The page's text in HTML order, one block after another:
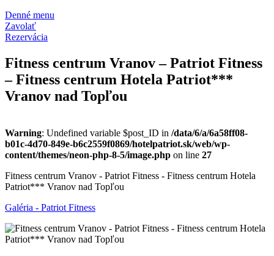
Denné menu
Zavolať
Rezervácia
Fitness centrum Vranov – Patriot Fitness
– Fitness centrum Hotela Patriot***
Vranov nad Topľou
Warning: Undefined variable $post_ID in /data/6/a/6a58ff08-
b01c-4d70-849e-b6c2559f0869/hotelpatriot.sk/web/wp-
content/themes/neon-php-8-5/image.php on line 27
Fitness centrum Vranov - Patriot Fitness - Fitness centrum Hotela
Patriot*** Vranov nad Topľou
Galéria - Patriot Fitness